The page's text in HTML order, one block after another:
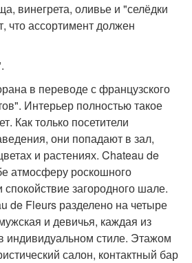
винегрета, оливье и "селёдки
ассортимент должен
в переводе с французского
Интерьер полностью такое
Как только посетители
они попадают в зал,
и растениях. Chateau de
атмосферу роскошного
спокойствие загородного шале.
de Fleurs разделено на четыре
и девичья, каждая из
индивидуальном стиле. Этажом
салон, контактный бар